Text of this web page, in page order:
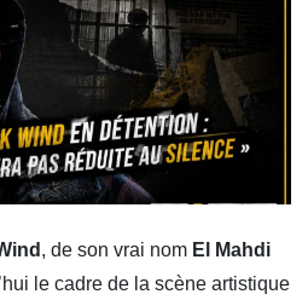
, de son vrai nom El Mahdi
le cadre de la scène artistique